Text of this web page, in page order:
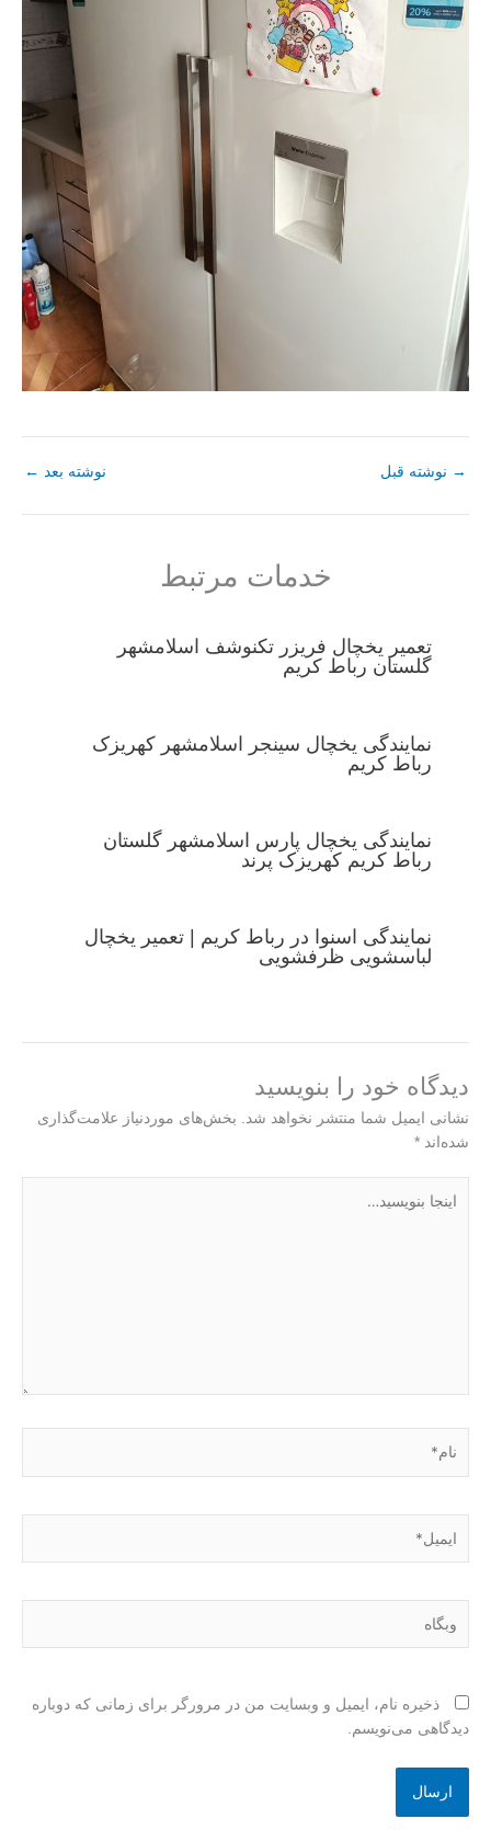
→ نوشته قبل نوشته بعد ←
خدمات مرتبط
تعمیر یخچال فریزر تکنوشف اسلامشهر
گلستان رباط کریم
نمایندگی یخچال سینجر اسلامشهر کهریزک
رباط کریم
نمایندگی یخچال پارس اسلامشهر گلستان
رباط کریم کهریزک پرند
نمایندگی اسنوا در رباط کریم | تعمیر یخچال
لباسشویی ظرفشویی
دیدگاه‌ خود را بنویسید
نشانی ایمیل شما منتشر نخواهد شد.
بخش‌های موردنیاز علامت‌گذاری
شده‌اند *
بنویسید…
ذخیره نام، ایمیل و وبسایت من در مرورگر برای زمانی که دوباره
دیدگاهی می‌نویسم.